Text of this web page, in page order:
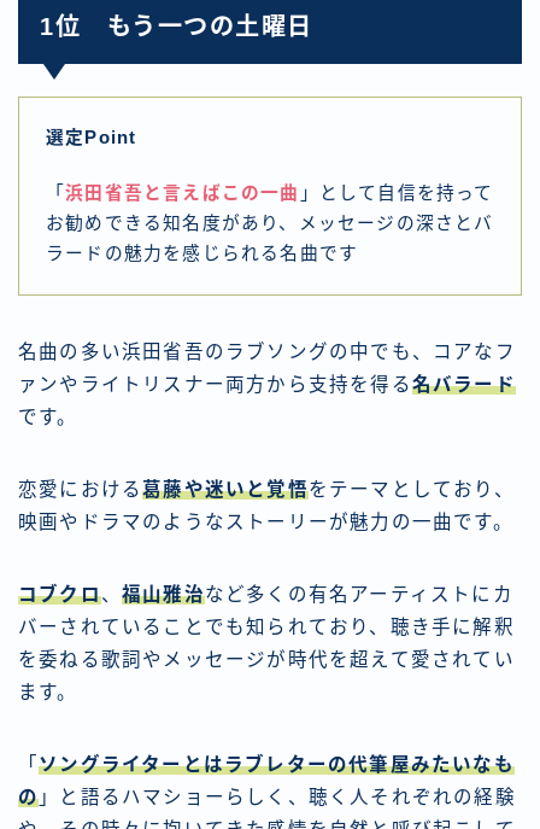
1位 もう一つの土曜日
選定Point
「浜田省吾と言えばこの一曲 」として自信を持って
お勧めできる知名度があり、メッセージの深さとバ
ラードの魅力を感じられる名曲です
名曲の多い浜田省吾のラブソングの中でも、コアなフ
ァンやライトリスナー両方から支持を得る名バラード
です。
恋愛における葛藤や迷いと覚悟をテーマとしており、
映画やドラマのようなストーリーが魅力の一曲です。
コブクロ、福山雅治など多くの有名アーティストにカ
バーされていることでも知られており、聴き手に解釈
を委ねる歌詞やメッセージが時代を超えて愛されてい
ます。
「ソングライターとはラブレターの代筆屋みたいなも
の 」と語るハマショーらしく、聴く人それぞれの経験